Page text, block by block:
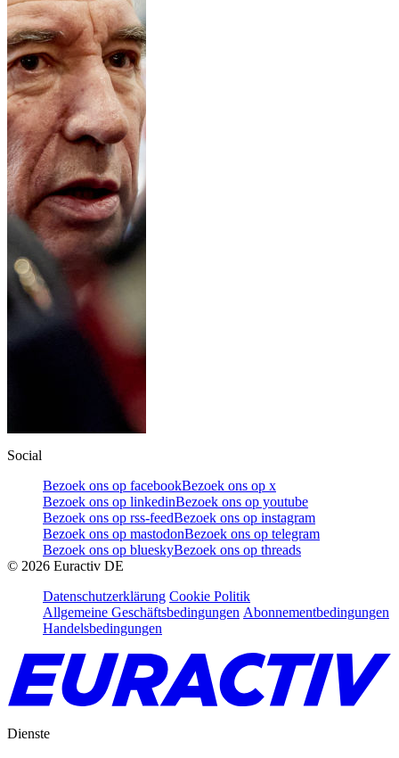
Social
Bezoek ons op facebookBezoek ons op x
Bezoek ons op linkedinBezoek ons op youtube
Bezoek ons op rss-feedBezoek ons op instagram
Bezoek ons op mastodonBezoek ons op telegram
Bezoek ons op blueskyBezoek ons op threads
© 2026 Euractiv DE
Datenschutzerklärung Cookie Politik
Allgemeine Geschäftsbedingungen Abonnementbedingungen
Handelsbedingungen
Dienste